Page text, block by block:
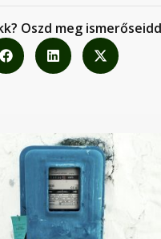
Oszd meg